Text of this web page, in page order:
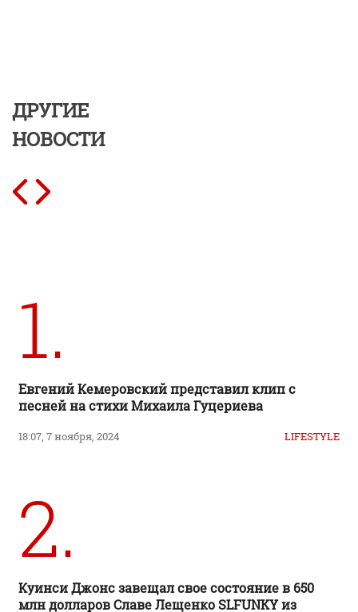
ДРУГИЕ
НОВОСТИ
1.
Евгений Кемеровский представил клип с
песней на стихи Михаила Гуцериева
18:07, 7 ноября, 2024 LIFESTYLE
2.
Куинси Джонс завещал свое состояние в 650
млн долларов Славе Лещенко SLFUNKY из